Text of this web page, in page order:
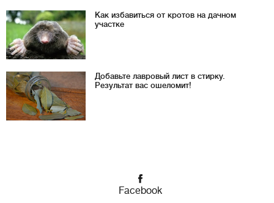
Как избавиться от кротов на дачном
участке
Добавьте лавровый лист в стирку.
Результат вас ошеломит!
Facebook